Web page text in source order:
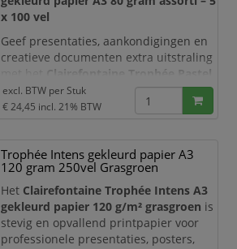
Kenmerken:
I
x 100 vel
Geef presentaties, aankondigingen en
creatieve documenten extra uitstraling
Clairefontaine Trophée Pastel
gekleurd papier A3
. Dit hoogwaardige
print- en kopieerpapier wordt geleverd
onderscheiden, ordenen en
aantrekkelijk presenteren.
Het papier heeft een gewicht van80
g/m²en is geschikt vo
excl. BTW per Stuk
€ 24,45 incl. 21% BTW
Trophée Intens gekleurd papier A3
120 gram 250vel Grasgroen
Het Clairefontaine Trophée Intens A3
gekleurd papier 120 g/m² grasgroen is
stevig en opvallend printpapier voor
professionele presentaties, posters,